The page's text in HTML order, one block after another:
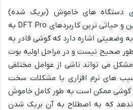
دستگاه های خاموش (بریک شده)
شیائومی یکی از تخصصی ترین و حیاتی ترین کاربردهای DFT Pro به
وضعیتی اشاره دارد که گوشی قادر به
صحیح نیست و در مراحل اولیه بوت
می تواند ناشی از عوامل مختلفی
های نرم افزاری یا مشکلات سخت
گوشی ممکن است به طور کامل خاموش
که به اصطلاح به آن بریک شدن